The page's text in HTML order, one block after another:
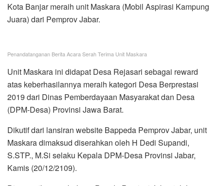
Kota Banjar meraih unit Maskara (Mobil Aspirasi Kampung
Juara) dari Pemprov Jabar.
Penandatanganan Berita Acara Serah Terima Unit Maskara
Unit Maskara ini didapat Desa Rejasari sebagai reward
atas keberhasilannya meraih kategori Desa Berprestasi
2019 dari Dinas Pemberdayaan Masyarakat dan Desa
(DPM-Desa) Provinsi Jawa Barat.
Dikutif dari lansiran website Bappeda Pemprov Jabar, unit
Maskara dimaksud diserahkan oleh H Dedi Supandi,
S.STP., M.Si selaku Kepala DPM-Desa Provinsi Jabar,
Kamis (20/12/2109).